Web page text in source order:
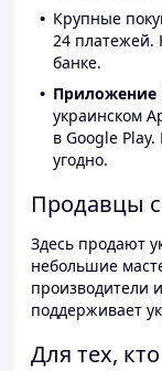
Крупные
24 платежей.
банке.
Приложение
украинском
в Google
угодно.
Продавцы
Здесь продают
небольшие
производители
поддерживает
Для тех,